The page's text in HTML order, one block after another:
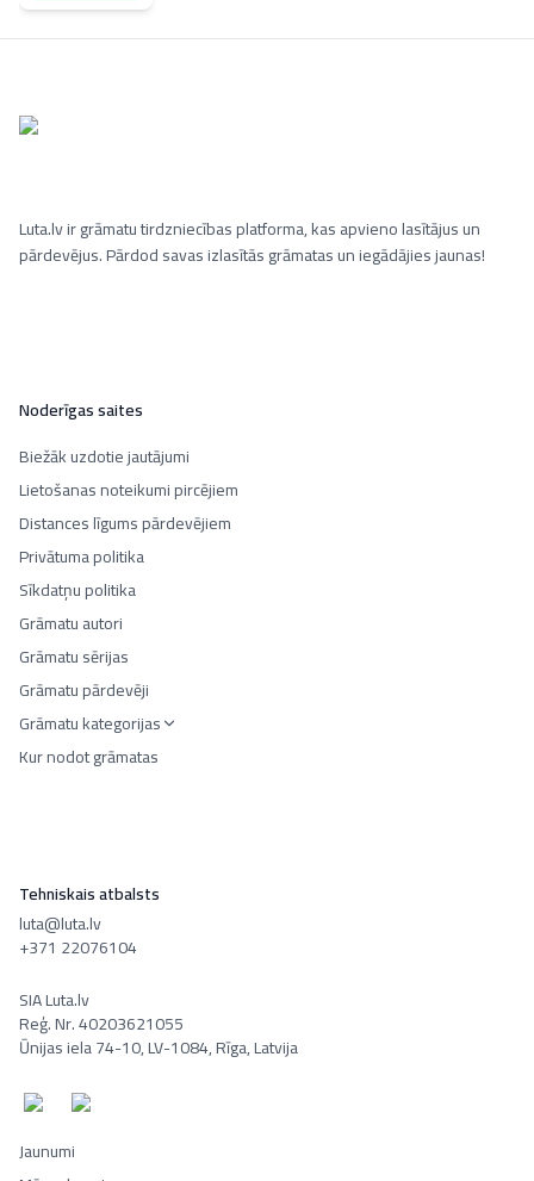
Luta.lv ir grāmatu tirdzniecības platforma, kas apvieno lasītājus un
pārdevējus. Pārdod savas izlasītās grāmatas un iegādājies jaunas!
Noderīgas saites
Biežāk uzdotie jautājumi
Lietošanas noteikumi pircējiem
Distances līgums pārdevējiem
Privātuma politika
Sīkdatņu politika
Grāmatu autori
Grāmatu sērijas
Grāmatu pārdevēji
Grāmatu kategorijas
Kur nodot grāmatas
Tehniskais atbalsts
luta@luta.lv
+371 22076104
SIA Luta.lv
Reģ. Nr. 40203621055
Ūnijas iela 74-10, LV-1084, Rīga, Latvija
Jaunumi